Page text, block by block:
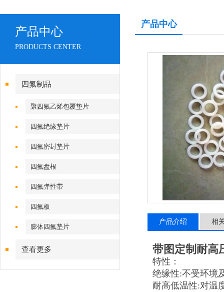
产品中心
PRODUCTS CENTER
四氟制品
聚四氟乙烯包覆垫片
四氟绝缘垫片
四氟密封垫片
四氟盘根
四氟弹性带
四氟板
膨体四氟垫片
查看更多
产品中心
产品介绍 相
带图定制耐高
特性：
绝缘性:不受环境
耐高低温性:对温